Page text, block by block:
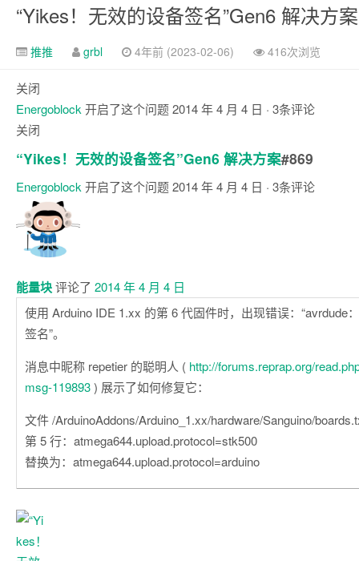
“Yikes！无效的设备签名”Gen6 解决方
推推 grbl 4年前 (2023-02-06) 416次浏览
关闭
Energoblock 开启了这个问题2014 年 4 月 4 日 · 3条评论
关闭
“Yikes！无效的设备签名”Gen6 解决方案#869
Energoblock 开启了这个问题2014 年 4 月 4 日 · 3条评论
评
能量块评论了 2014 年 4 月 4 日
使用 Arduino IDE 1.xx 的第 6 代固件时，出现错误：“avrdude
签名”。
消息中昵称 repetier 的聪明人 ( http://forums.reprap.org/
msg-119893) 展示了如何修复它：
文件 /ArduinoAddons/Arduino_1.xx/hardware/Sanguino/
第 5 行：atmega644.upload.protocol=stk500
替换为：atmega644.upload.protocol=arduino